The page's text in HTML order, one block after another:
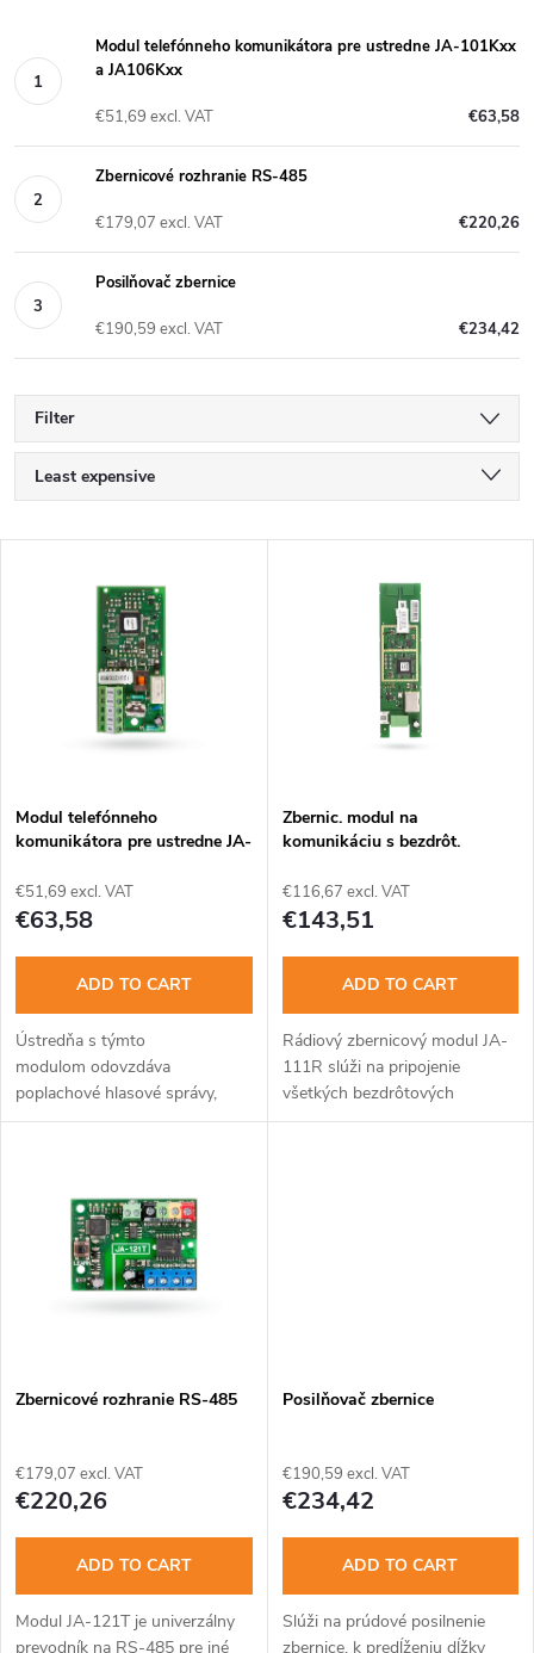
Modul telefónneho komunikátora pre ustredne JA-101Kxx
a JA106Kxx
€63,58
€51,69 excl. VAT
Zbernicové rozhranie RS-485
€220,26
€179,07 excl. VAT
Posilňovač zbernice
€234,42
€190,59 excl. VAT
Filter
P
r
t
s
o
r
t
i
Least expensive
Alphabetically
o
f
p
o
d
Modul telefónneho
komunikátora pre ustredne JA-
€51,69 excl. VAT
€63,58
ADD TO CART
Ústredňa s týmto
modulom odovzdáva
poplachové hlasové správy,
komunikuje s pultom
Komunikátor pracuje len s
tónovou...
Zbernic. modul na
komunikáciu s bezdrôt.
PLV-JA111R
€116,67 excl. VAT
€143,51
ADD TO CART
Rádiový zbernicový modul JA-
111R slúži na pripojenie
všetkých bezdrôtových
zariadení systému JABLOTRON
Zbernicové rozhranie RS-485
€179,07 excl. VAT
€220,26
ADD TO CART
Modul JA-121T je univerzálny
prevodník na RS-485 pre iné
Posilňovač zbernice
€190,59 excl. VAT
€234,42
ADD TO CART
Slúži na prúdové posilnenie
zbernice, k predĺženiu dĺžky